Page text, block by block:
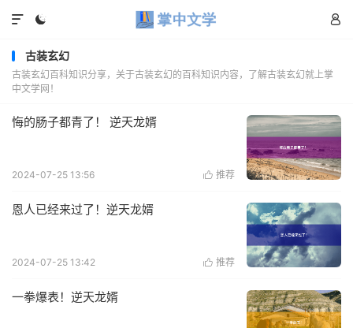
 

古装玄幻
古装玄幻百科知识分享，关于古装玄幻的百科知识内容，了解古装玄幻就上掌
中文学网！
悔的肠子都青了！ 逆天龙婿
 推荐
2024-07-25 13:56
恩人已经来过了！逆天龙婿
 推荐
2024-07-25 13:42
一拳爆表！逆天龙婿